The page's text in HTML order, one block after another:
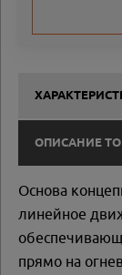
ОПИСАНИЕ
Основа
линейное
прямо на